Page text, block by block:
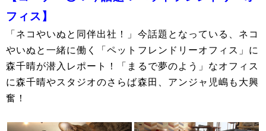
フィス】
「ネコやいぬと同伴出社！」今話題となっている、ネコ
やいぬと一緒に働く「ペットフレンドリーオフィス」に
森千晴が潜入レポート！「まるで夢のよう」なオフィス
に森千晴やスタジオのさらば森田、アンジャ児嶋も大興
奮！